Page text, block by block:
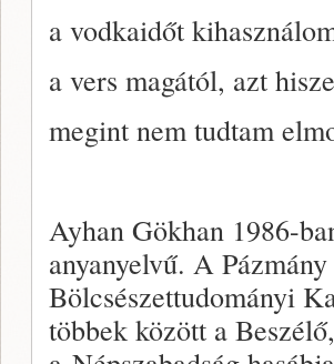
a vodkaidőt
a vers magától, azt
megint nem tudtam
Ayhan Gökhan 1986-
anyanyelvű. A
Bölcsészettudományi
többek között a